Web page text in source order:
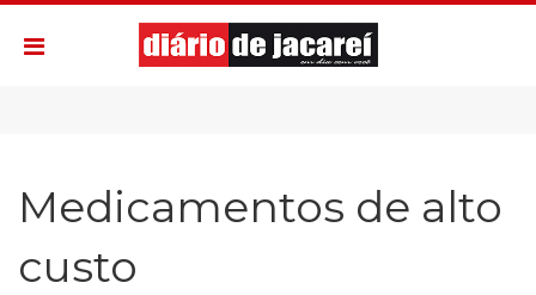
Medicamentos de alto
custo